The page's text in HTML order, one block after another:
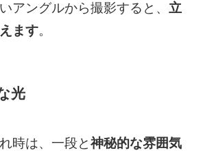
アングルから撮影すると、 立
ます。
光
時は、一段と神秘的な雰囲気